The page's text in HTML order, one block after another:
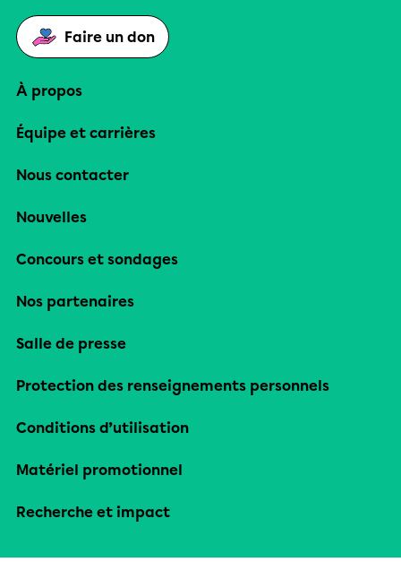
Faire un don
À propos
Équipe et carrières
Nous contacter
Nouvelles
Concours et sondages
Nos partenaires
Salle de presse
Protection des renseignements personnels
Conditions d’utilisation
Matériel promotionnel
Recherche et impact